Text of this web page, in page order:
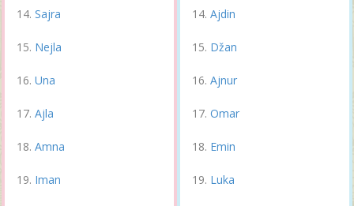
Sajra
Nejla
Una
Ajla
Amna
Iman
Ajdin
Džan
Ajnur
Omar
Emin
Luka